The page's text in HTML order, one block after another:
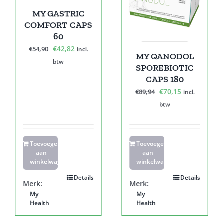
MY GASTRIC
COMFORT CAPS
60
€54,90 Oorspronkelijke
prijs
€42,82Huidige
incl.
btw
Toevoegen
aan
winkelwagen
Details
Merk:
My
Health
MY QANODOL
SPOREBIOTIC
CAPS 180
€89,94 Oorspronkelijke
prijs
€89,94.
€70,15Huidige
€70,15.
incl.
btw
Toevoegen
aan
winkelwagen
Details
Merk:
My
Health